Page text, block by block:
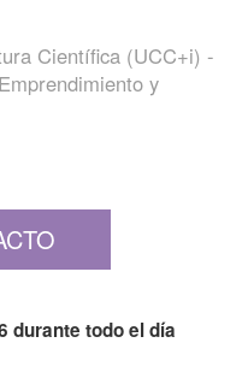
Científica (UCC+i) -
y
durante todo el día